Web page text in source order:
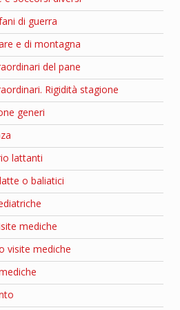
di guerra
e di montagna
del pane
Rigidità stagione
generi
lattanti
o baliatici
mediche
visite mediche